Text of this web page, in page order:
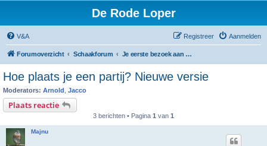
De Rode Loper
V&A Aanmelden
Registreer
Forumoverzicht Schaakforum Je eerste bezoek aan het forum? Lees dan dit eerst!
Hoe plaats je een partij? Nieuwe versie
Moderators: Arnold Jacco
Plaats reactie
3 berichten • Pagina 1 van 1
Majnu